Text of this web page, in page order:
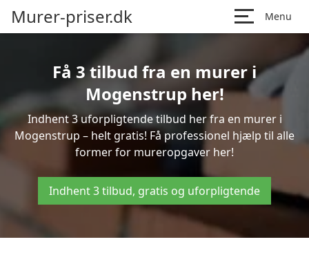
Murer-priser.dk Menu
Få 3 tilbud fra en murer i
Mogenstrup her!
Indhent 3 uforpligtende tilbud her fra en murer i
Mogenstrup – helt gratis! Få professionel hjælp til alle
former for mureropgaver her!
Indhent 3 tilbud, gratis og uforpligtende